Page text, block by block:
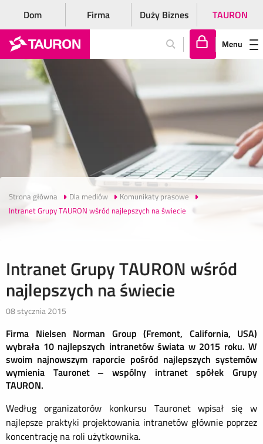
Dom Firma Duży Biznes TAURON
lo
gu
j
si
ę
Menu
Strona główna Dla mediów
Komunikaty prasowe
Intranet Grupy TAURON wśród najlepszych na świecie
Intranet Grupy TAURON wśród
najlepszych na świecie
08 stycznia 2015
Firma Nielsen Norman Group (Fremont, California, USA)
wybrała 10 najlepszych intranetów świata w 2015 roku. W
swoim najnowszym raporcie pośród najlepszych systemów
wymienia Tauronet – wspólny intranet spółek Grupy
TAURON.
Według organizatorów konkursu Tauronet wpisał się w
najlepsze praktyki projektowania intranetów głównie poprzez
koncentrację na roli użytkownika.